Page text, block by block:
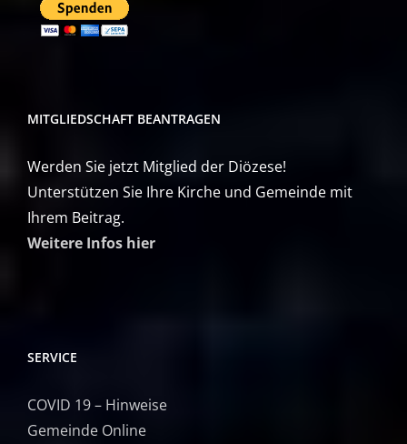
MITGLIEDSCHAFT BEANTRAGEN
Werden Sie jetzt Mitglied der Diözese!
Unterstützen Sie Ihre Kirche und Gemeinde mit
Ihrem Beitrag.
Weitere Infos hier
SERVICE
COVID 19 – Hinweise
Gemeinde Online